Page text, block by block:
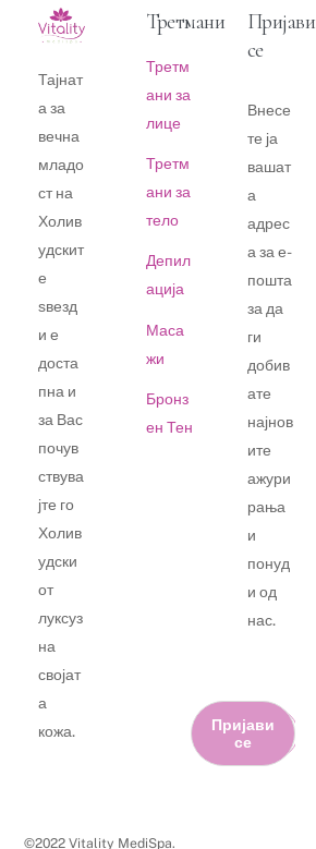
To
Top
Тајнат
а за
вечна
младо
ст на
Холив
удскит
е
ѕвезд
и е
доста
пна и
за Вас
почув
ствува
јте го
Холив
удски
от
луксуз
на
својат
а
кожа.
Третмани
Третм
ани за
лице
Третм
ани за
тело
Депил
ација
Маса
жи
Бронз
ен Тен
Пријави
се
Внесе
те ја
вашат
а
адрес
а за е-
пошта
за да
ги
добив
ате
најнов
ите
ажури
рања
и
понуд
и од
нас.
Пријави
се
©2022 Vitality MediSpa.